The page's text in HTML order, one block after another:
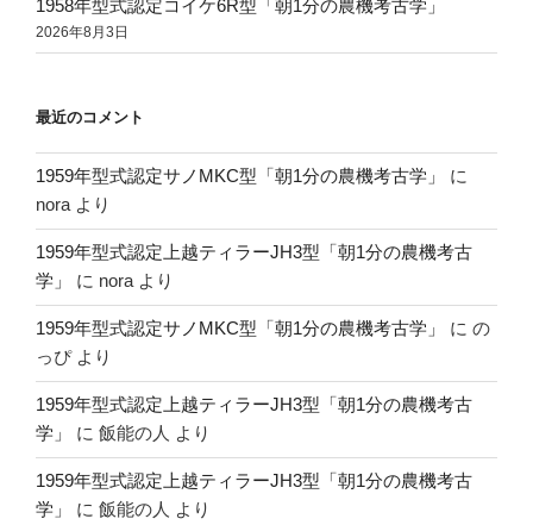
1958年型式認定コイケ6R型「朝1分の農機考古学」
2026年8月3日
最近のコメント
1959年型式認定サノMKC型「朝1分の農機考古学」
に
nora より
1959年型式認定上越ティラーJH3型「朝1分の農機考古
学」
に nora より
1959年型式認定サノMKC型「朝1分の農機考古学」 に の
っぴより
1959年型式認定上越ティラーJH3型「朝1分の農機考古
学」
に 飯能の人 より
1959年型式認定上越ティラーJH3型「朝1分の農機考古
学」
に 飯能の人 より